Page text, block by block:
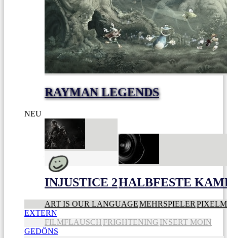
RAYMAN LEGENDS
NEU
INJUSTICE 2HALBFESTE
ART IS OUR LANGUAGEMEHRSPIELER
EXTERN
FILMFLAUSCH FRIGHTENING INSERT MOIN
GEDÖNS